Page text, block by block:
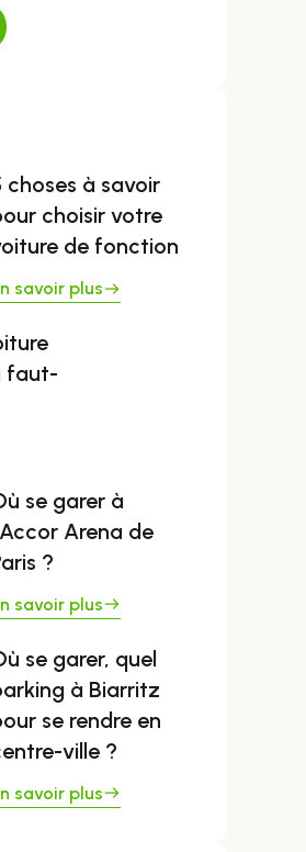
choses à savoir
choisir votre
de fonction
savoir plus
faut-
se garer à
Arena de
?
savoir plus
se garer, quel
à Biarritz
se rendre en
ville ?
savoir plus